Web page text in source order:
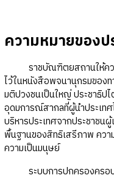
ความหมายของป
ราชบัณฑิตยสถานให้ควา
ไว้ในหนังสือพจนานุกรมของ
มติปวงชนเป็นใหญ่ ประชาธิป
อุดมการณ์สากลที่ผู้นำประเท
บริหารประเทศจากประชาชน
พื้นฐานของสิทธิเสรีภาพ คว
ความเป็นมนุษย์
ระบบการปกครองครอบ